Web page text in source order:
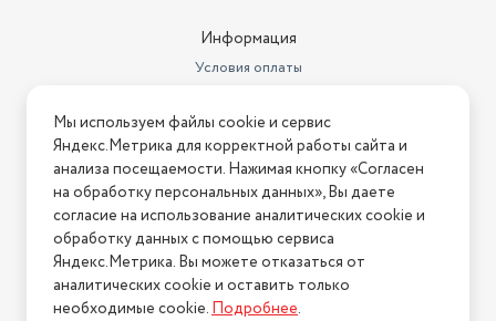
Информация
Условия оплаты
Условия возврата
Нашли ошибку на сайте? Напишите нам
2026 © Интернет-магазин "АстМаркет". У нас есть всё!
Политика конфиденциальности
Мы используем файлы cookie и сервис
Яндекс.Метрика для корректной работы сайта и
анализа посещаемости. Нажимая кнопку «Согласен
на обработку персональных данных», Вы даете
согласие на использование аналитических cookie и
обработку данных с помощью сервиса
Яндекс.Метрика. Вы можете отказаться от
аналитических cookie и оставить только
необходимые cookie.Подробнее.